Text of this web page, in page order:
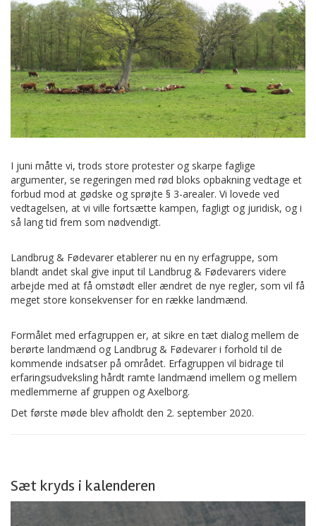
I juni måtte vi, trods store protester og skarpe faglige
argumenter, se regeringen med rød bloks opbakning vedtage et
forbud mod at gødske og sprøjte § 3-arealer. Vi lovede ved
vedtagelsen, at vi ville fortsætte kampen, fagligt og juridisk, og i
så lang tid frem som nødvendigt.
Landbrug & Fødevarer etablerer nu en ny erfagruppe, som
blandt andet skal give input til Landbrug & Fødevarers videre
arbejde med at få omstødt eller ændret de nye regler, som vil få
meget store konsekvenser for en række landmænd.
Formålet med erfagruppen er, at sikre en tæt dialog mellem de
berørte landmænd og Landbrug & Fødevarer i forhold til de
kommende indsatser på området. Erfagruppen vil bidrage til
erfaringsudveksling hårdt ramte landmænd imellem og mellem
medlemmerne af gruppen og Axelborg.
Det første møde blev afholdt den 2. september 2020.
Sæt kryds i kalenderen